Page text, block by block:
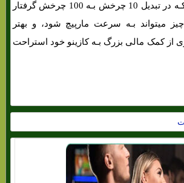
فقط مطمئن شوید کـه در تبدیل 10 چرخش بـه 100 چرخش گرفتار
میتواند بـه سرعت مارپیچ شود، و بهتر
از کمک مالی بزرگ بـه کازینو خود استراحت